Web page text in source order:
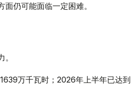
仍可能面临一定困难。
万千瓦时；2026年上半年已达到